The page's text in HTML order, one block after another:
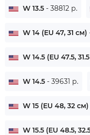
W 13.5 - 38812 р.
W 14 (EU 47, 31 см)
W 14.5 (EU 47.5,
W 14.5 - 39631 р.
W 15 (EU 48, 32 см)
W 15.5 (EU 48.5,